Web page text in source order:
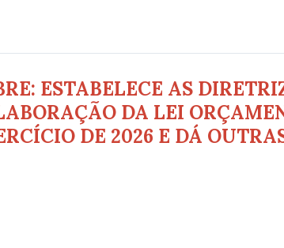
ESTABELECE AS
DA LEI
DE 2026 E DÁ